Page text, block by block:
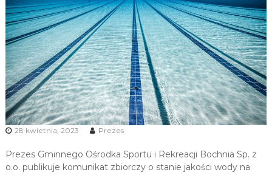
u
i
R
e
k
r
e
a
c
i
28 kwietnia, 2023 Prezes
Prezes Gminnego Ośrodka Sportu i Rekreacji Bochnia Sp. z
o.o. publikuje komunikat zbiorczy o stanie jakości wody na